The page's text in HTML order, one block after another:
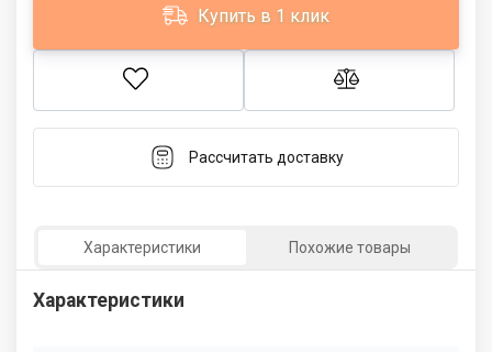
Купить в 1 клик
Рассчитать доставку
Характеристики Похожие товары
Характеристики